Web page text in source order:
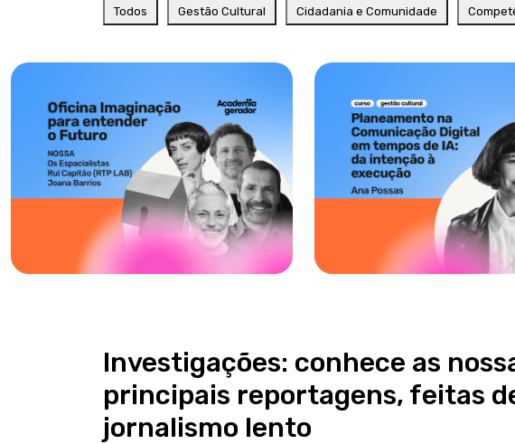
Todos Gestão Cultural Cidadania e Comunidade
Investigações: conhece as
principais reportagens, feitas
jornalismo lento